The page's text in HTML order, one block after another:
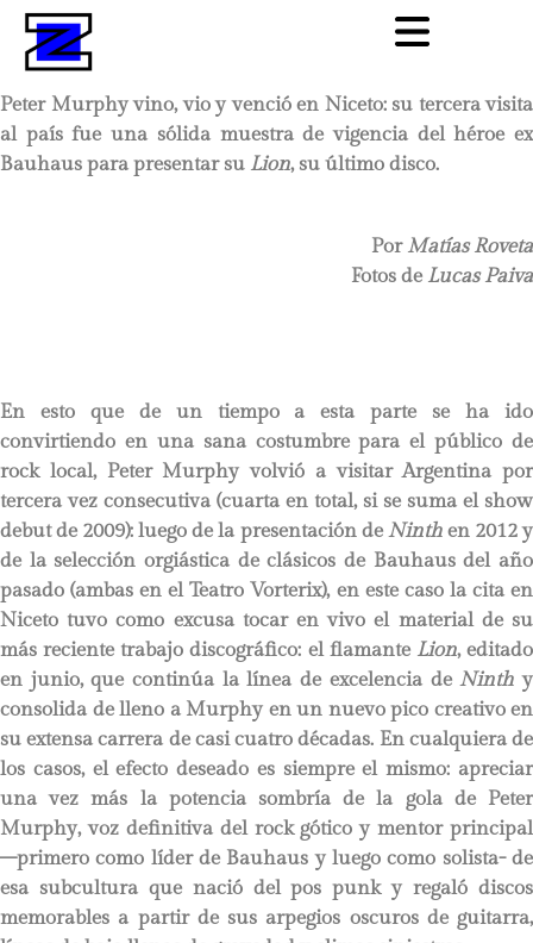
Peter Murphy vino, vio y venció en Niceto: su tercera visita
al país fue una sólida muestra de vigencia del héroe ex
Bauhaus para presentar su Lion, su último disco.
Por Matías Roveta
Fotos de Lucas Paiva
En esto que de un tiempo a esta parte se ha ido
convirtiendo en una sana costumbre para el público de
rock local, Peter Murphy volvió a visitar Argentina por
tercera vez consecutiva (cuarta en total, si se suma el show
debut de 2009): luego de la presentación de Ninthen 2012 y
de la selección orgiástica de clásicos de Bauhaus del año
pasado (ambas en el Teatro Vorterix), en este caso la cita en
Niceto tuvo como excusa tocar en vivo el material de su
más reciente trabajo discográfico: el flamante Lion, editado
en junio, que continúa la línea de excelencia deNinth y
consolida de lleno a Murphy en un nuevo pico creativo en
su extensa carrera de casi cuatro décadas. En cualquiera de
los casos, el efecto deseado es siempre el mismo: apreciar
una vez más la potencia sombría de la gola de Peter
Murphy, voz definitiva del rock gótico y mentor principal
–primero como líder de Bauhaus y luego como solista- de
esa subcultura que nació del pos punk y regaló discos
memorables a partir de sus arpegios oscuros de guitarra,